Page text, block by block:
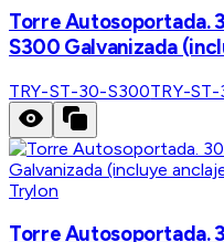
Torre Autosoportada.
S300 Galvanizada
TRY-ST-30-S300TRY-
Trylon
Torre Autosoportada.